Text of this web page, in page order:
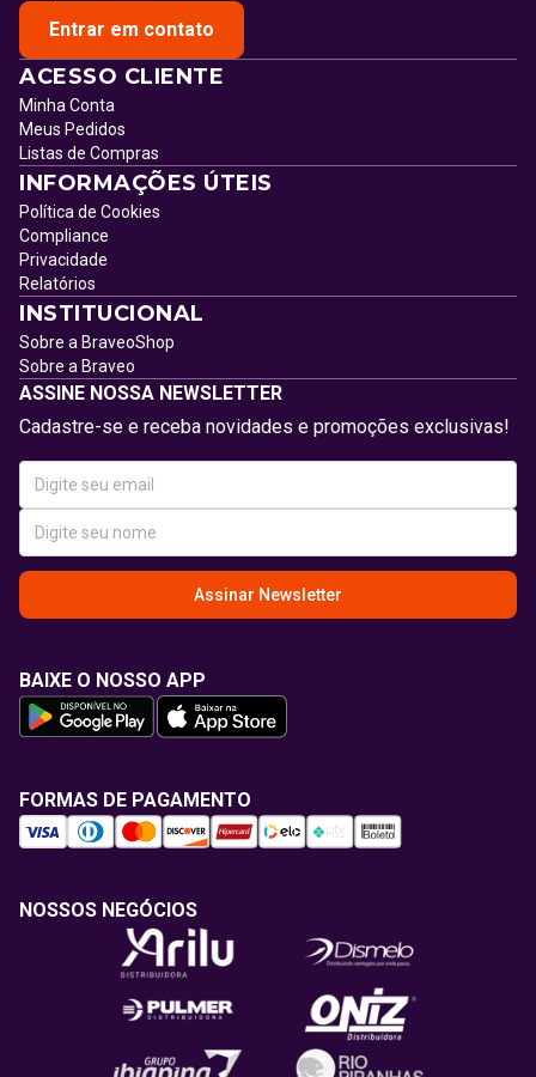
Entrar em contato
ACESSO CLIENTE
Minha Conta
Meus Pedidos
Listas de Compras
INFORMAÇÕES ÚTEIS
Política de Cookies
Compliance
Privacidade
Relatórios
INSTITUCIONAL
Sobre a BraveoShop
Sobre a Braveo
ASSINE NOSSA NEWSLETTER
Cadastre-se e receba novidades e promoções exclusivas!
Assinar Newsletter
BAIXE O NOSSO APP
FORMAS DE PAGAMENTO
NOSSOS NEGÓCIOS